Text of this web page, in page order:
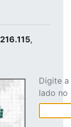
,
Digite
lado no